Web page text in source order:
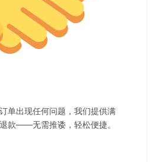
单出现任何问题，我们提供满
款——无需推诿，轻松便捷。